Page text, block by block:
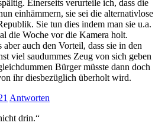
Einerseits verurteile ich, dass die
einhämmern, sie sei die alternativlose
Sie tun dies indem man sie u.a.
die Woche vor die Kamera holt.
aber auch den Vorteil, dass sie in den
viel saudummes Zeug von sich geben
Bürger müsste dann doch
ihr diesbezüglich überholt wird.
Antworten
drin.“